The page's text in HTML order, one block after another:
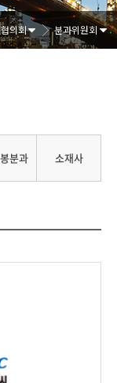
의회 분과위원회
분과 소재사